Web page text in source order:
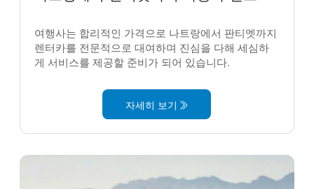
여행사는 합리적인 가격으로 나트랑에서 판티엣까지
렌터카를 전문적으로 대여하며 진심을 다해 세심하
게 서비스를 제공할 준비가 되어 있습니다.
자세히 보기